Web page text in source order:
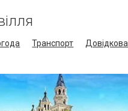
Транспорт Довідкова